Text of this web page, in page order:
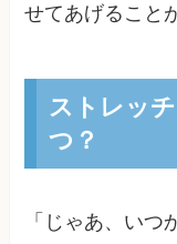
せてあげること
ストレッ
つ？
「じゃあ、いつ